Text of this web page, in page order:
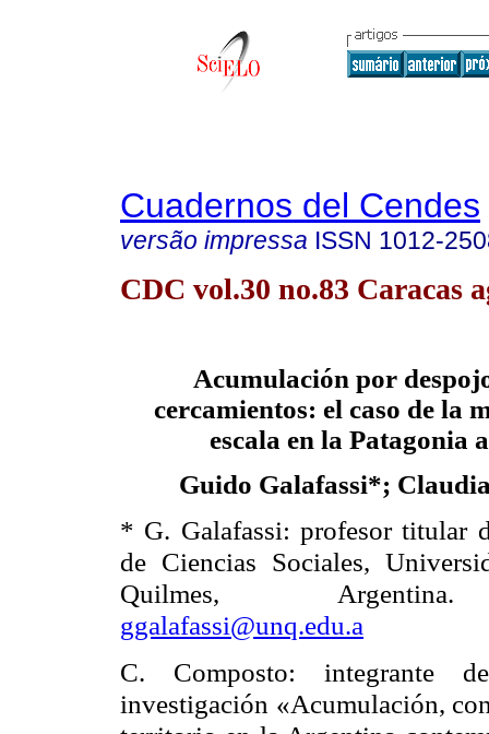
Cuadernos del Cendes
versão impressa ISSN 1012-
CDC vol.30 no.83 Caracas
Acumulación por
cercamientos: el caso de la
escala en la Patagonia
Guido Galafassi*;
* G. Galafassi: profesor titular
de Ciencias Sociales,
Quilmes, Argentina.
ggalafassi@unq.edu.a
C. Composto: integrante
investigación «Acumulación,